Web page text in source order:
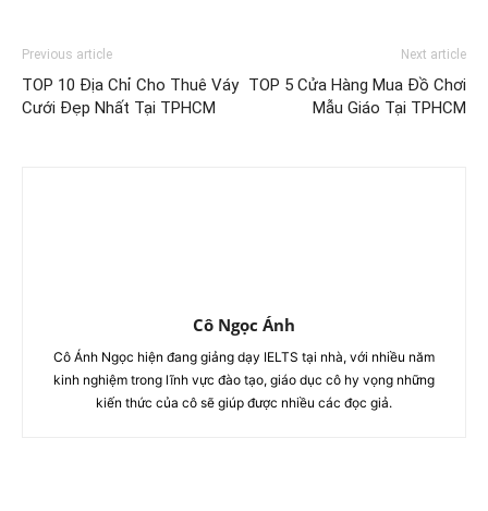
Previous article
TOP 10 Địa Chỉ Cho Thuê Váy
Cưới Đẹp Nhất Tại TPHCM
Next article
TOP 5 Cửa Hàng Mua Đồ Chơi
Mẫu Giáo Tại TPHCM
Cô Ngọc Ánh
Cô Ánh Ngọc hiện đang giảng dạy IELTS tại nhà, với nhiều năm
kinh nghiệm trong lĩnh vực đào tạo, giáo dục cô hy vọng những
kiến thức của cô sẽ giúp được nhiều các đọc giả.